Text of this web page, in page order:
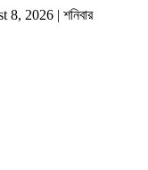
8, 2026 | শনিবার